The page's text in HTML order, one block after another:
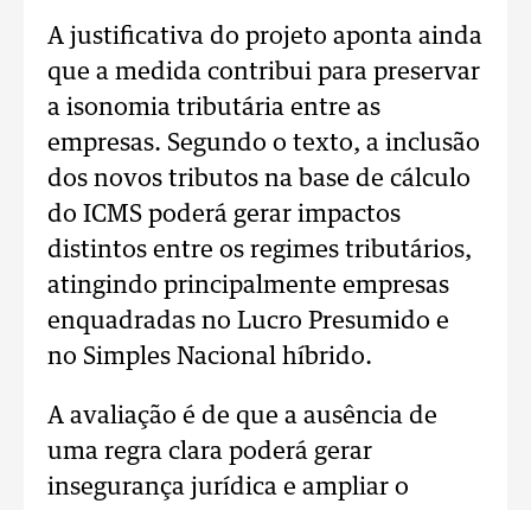
A justificativa do projeto aponta ainda
que a medida contribui para preservar
a isonomia tributária entre as
empresas. Segundo o texto, a inclusão
dos novos tributos na base de cálculo
do ICMS poderá gerar impactos
distintos entre os regimes tributários,
atingindo principalmente empresas
enquadradas no Lucro Presumido e
no Simples Nacional híbrido.
A avaliação é de que a ausência de
uma regra clara poderá gerar
insegurança jurídica e ampliar o